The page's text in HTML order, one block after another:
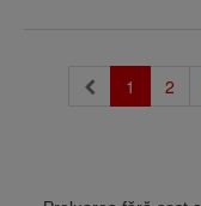
1 (current)
2